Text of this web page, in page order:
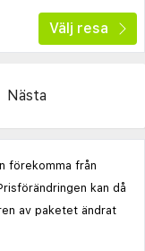
Välj resa
Nästa
förekomma från
kan då
av paketet ändrat